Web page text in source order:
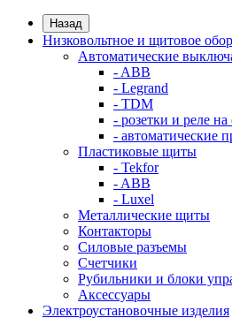
Назад
Низковольтное и щитовое
Автоматические
- ABB
- Legrand
- TDM
- розетки и реле
- автоматические
Пластиковые щиты
- Tekfor
- ABB
- Luxel
Металлические щиты
Контакторы
Силовые разъемы
Счетчики
Рубильники и блоки
Аксессуары
Электроустановочные изделия